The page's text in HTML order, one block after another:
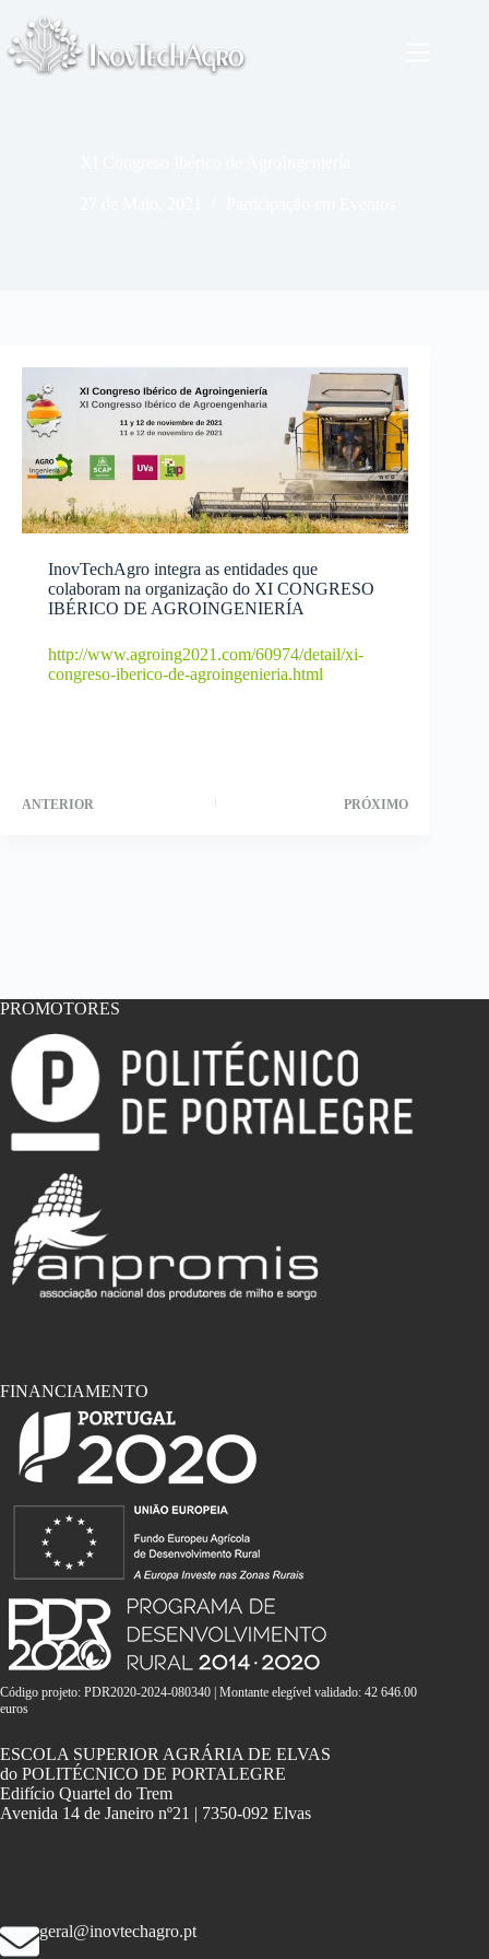
para
conteúdo
InovTechAgro integra as entidades que
colaboram na organização do XI CONGRESO
IBÉRICO DE AGROINGENIERÍA
http://www.agroing2021.com/60974/detail/xi-
congreso-iberico-de-agroingenieria.html
ANTERIOR PRÓXIMO
PROMOTORES
FINANCIAMENTO
Código projeto: PDR2020-2024-080340 | Montante elegível validado: 42 646.00
euros
ESCOLA SUPERIOR AGRÁRIA DE ELVAS
do POLITÉCNICO DE PORTALEGRE
Edifício Quartel do Trem
Avenida 14 de Janeiro nº21 | 7350-092 Elvas
geral@inovtechagro.pt